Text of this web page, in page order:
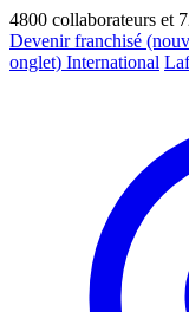
4800 collaborateurs et
Devenir franchisé
onglet) International